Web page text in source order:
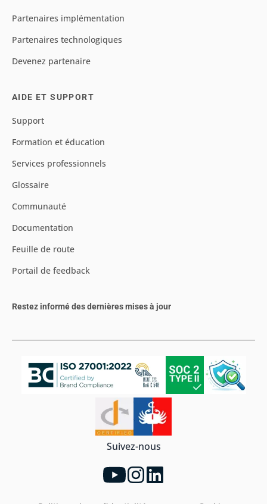
Partenaires implémentation
Partenaires technologiques
Devenez partenaire
AIDE ET SUPPORT
Support
Formation et éducation
Services professionnels
Glossaire
Communauté
Documentation
Feuille de route
Portail de feedback
Restez informé des dernières mises à jour
Suivez-nous